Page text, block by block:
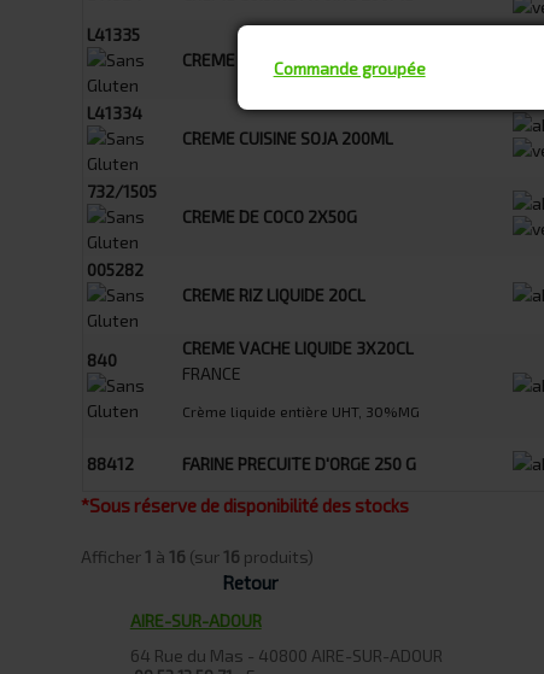
L41335
CREME CUISINE RIZ 200ML
L41334
CREME CUISINE SOJA 200ML
732/1505
CREME DE COCO 2X50G
005282
CREME RIZ LIQUIDE 20CL
840
CREME VACHE LIQUIDE 3X20CL
FRANCE
Crème liquide entière UHT, 30%MG
88412 FARINE PRECUITE D'ORGE 250 G
*Sous réserve de disponibilité des stocks
Afficher 1 à 16 (sur 16 produits)
Retour
AIRE-SUR-ADOUR
64 Rue du Mas - 40800 AIRE-SUR-ADOUR
Commande groupée